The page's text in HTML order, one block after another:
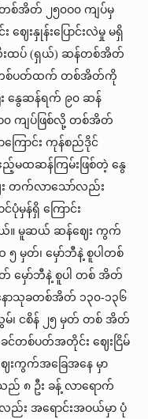
စ်အိတ် ၂၅၀ဝ၀ ကျပ်မှ
ေးနှုန်းပြောင်းလဲမှု မရှိ
သီးထပ် (ရှယ်) ဆန်တစ်အိတ်
ခင်တစ်ပတ်ထက် တစ်အိတ်ကို
ြီး နွေဆန်ရက် ၉၀ ဆန်
၀ ကျပ်ဖြစ်လို့ တစ်အိတ်
ကြောင်း ကုန်စည်ဒိုင်
ည့်မထဆန်ကြမ်းဖြစ်တဲ့ နွေ
း တက်လာသော်လည်း
ပုံမှန်ရှိ ကြောင်း
ယ်။ မူဆယ် ဆန်ဈေး ကွက်
၅ မှတ်၊ မှော်ဘီနဲ့ စူပါတစ်
မှော်ဘီနဲ့ စူပါ တစ် အိတ်
ာသုခတစ်အိတ် ၁၃၀-၁၃၆
၊ ငစိန် ၂၅ မှတ် တစ် အိတ်
ခင်တစ်ပတ်အတိုင်း ဈေးငြိမ်
ကွက်အခြေအနေ မှာ
၈ ဦး ခန့် လာရောက်
လည်း အရောင်းအဝယ်မှာ ပုံ